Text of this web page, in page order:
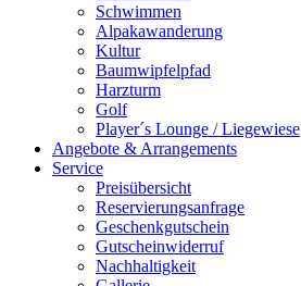
Schwimmen
Alpakawanderung
Kultur
Baumwipfelpfad
Harzturm
Golf
Player´s Lounge / Liegewiese
Angebote & Arrangements
Service
Preisübersicht
Reservierungsanfrage
Geschenkgutschein
Gutscheinwiderruf
Nachhaltigkeit